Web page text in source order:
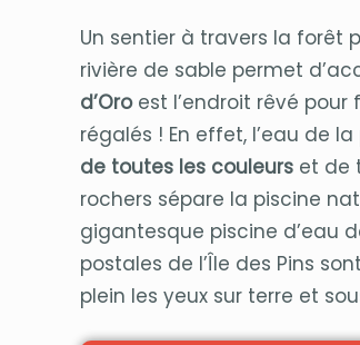
Un sentier à travers la forêt
rivière de sable permet
d’Oroest l’endroit rêvé pour
régalés ! En effet, l’eau de
de toutes les couleurs et de
rochers sépare la piscine
gigantesque piscine d’eau
postales de l’Île des Pins
plein les yeux sur terre et